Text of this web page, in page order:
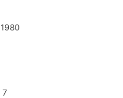
1980
7